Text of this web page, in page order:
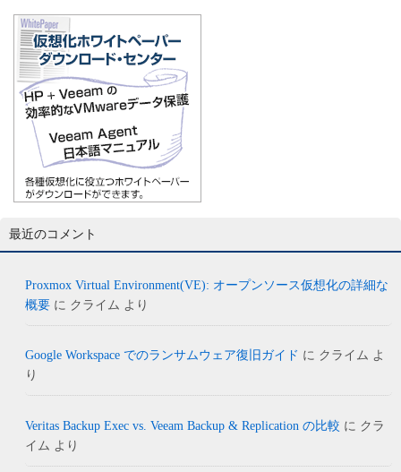
最近のコメント
Proxmox Virtual Environment(VE): オープンソース仮想化の詳細な
概要 に クライム より
Google Workspace でのランサムウェア復旧ガイド に クライム よ
り
Veritas Backup Exec vs. Veeam Backup & Replication の比較 に クラ
イム より